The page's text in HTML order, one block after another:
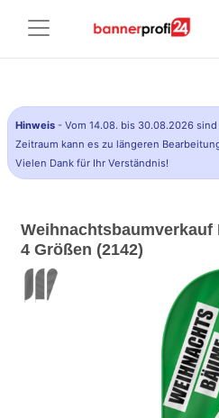
Hinweis - Vom 14.08. bis 30.08.2026
Zeitraum kann es zu längeren
Vielen Dank für Ihr Verständnis!
Weihnachtsbaumverkauf
4 Größen (2142)